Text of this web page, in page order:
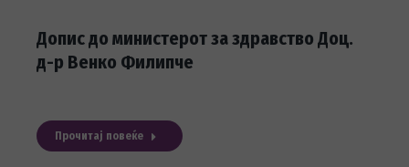
Допис до министерот за здравство Доц.
д-р Венко Филипче
Прочитај повеќе